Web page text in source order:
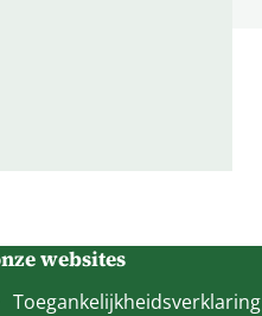
websites
Toegankelijkheidsverklaring